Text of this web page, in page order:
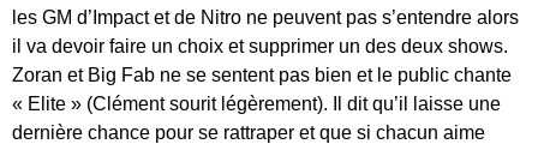
les GM d’Impact et de Nitro ne peuvent pas s’entendre alors
il va devoir faire un choix et supprimer un des deux shows.
Zoran et Big Fab ne se sentent pas bien et le public chante
« Elite » (Clément sourit légèrement). Il dit qu’il laisse une
dernière chance pour se rattraper et que si chacun aime